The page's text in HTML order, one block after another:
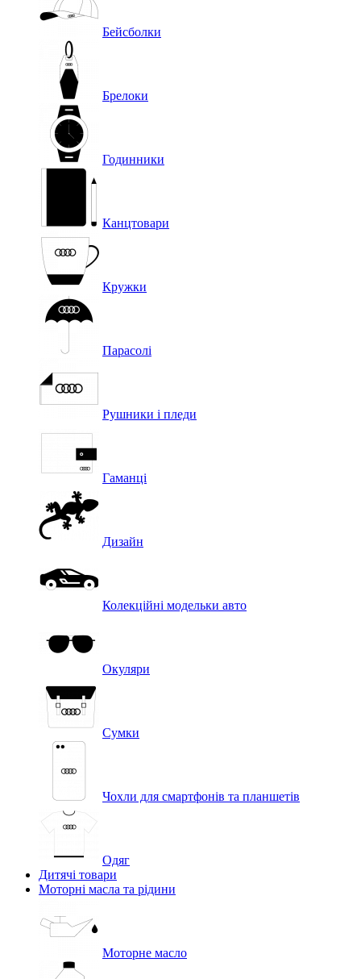
Бейсболки
Брелоки
Годинники
Канцтовари
Кружки
Парасолі
Рушники і пледи
Гаманці
Дизайн
Колекційні модельки авто
Окуляри
Сумки
Чохли для смартфонів та планшетів
Одяг
Дитячі товари
Моторні масла та рідини
Моторне масло